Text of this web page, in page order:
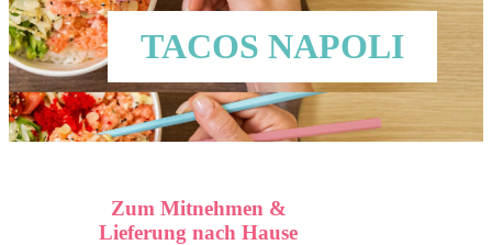
TACOS NAPOLI
Zum Mitnehmen &
Lieferung nach Hause